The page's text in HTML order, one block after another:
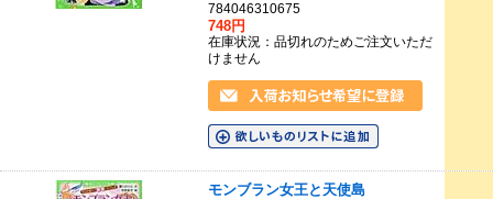
784046310675
748円
在庫状況：品切れのためご注文いただ
けません
モンブラン女王と天使島